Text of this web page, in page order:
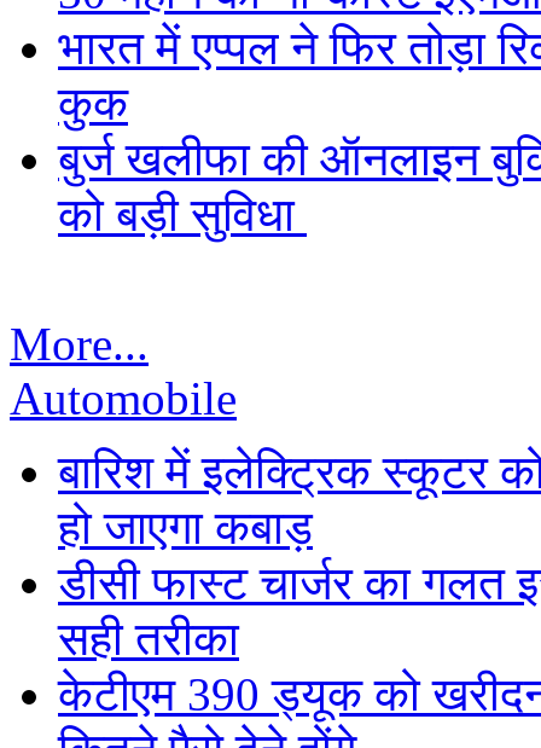
भारत में एप्पल ने फिर तोड़ा
कुक
बुर्ज खलीफा की ऑनलाइन
को बड़ी सुविधा
More...
Automobile
बारिश में इलेक्ट्रिक स्कूटर को
हो जाएगा कबाड़
डीसी फास्ट चार्जर का गलत
सही तरीका
केटीएम 390 ड्यूक को